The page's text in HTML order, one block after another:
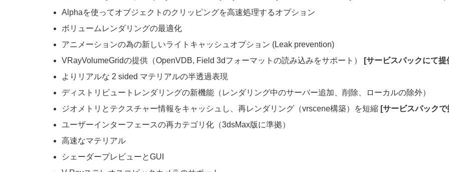
Alphaを使ってオブジェクトのクリッピングを高速処理するオプション
ボリュームレンダリングの最適化
アニメーションの為の新しいライトキャッシュオプション (Leak prevention)
VRayVolumeGridの提供（OpenVDB, Field 3dフォーマットの読み込みをサポート）
[サービスパックにて提
よりリアルな 2 sided マテリアルの半透過表現
ディストリビュートレンダリングの新機能（レンダリング中のサーバー追加、削除、ローカルの除外）
ジオメトリとテクスチャー情報をキャッシュし、再レンダリング（vrscene構築）を短縮 [サービスパックで
ユーザーインターフェースの再カテゴリ化（3dsMax版に準拠）
高速なマテリアル
シェーダープレビューとGUI